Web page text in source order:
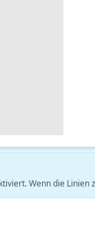
Wenn die